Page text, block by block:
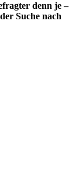
denn je –
Suche nach